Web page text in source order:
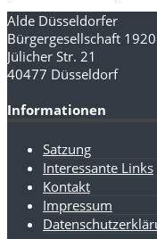
Alde Düsseldorfer
Bürgergesellschaft 1920
Jülicher Str. 21
40477 Düsseldorf
Informationen
Satzung
Interessante Links
Kontakt
Impressum